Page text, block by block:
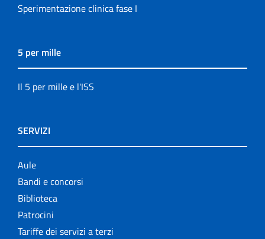
Sperimentazione clinica fase I
5 per mille
Il 5 per mille e l'ISS
SERVIZI
Aule
Bandi e concorsi
Biblioteca
Patrocini
Tariffe dei servizi a terzi